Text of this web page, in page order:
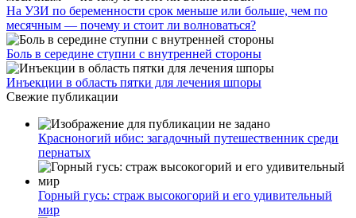
На УЗИ по беременности срок меньше или больше, чем по
месячным — почему и стоит ли волноваться?
Боль в середине ступни с внутренней стороны
Инъекции в область пятки для лечения шпоры
Свежие публикации
Красноногий ибис: загадочный путешественник среди
пернатых
Горный гусь: страж высокогорий и его удивительный
мир